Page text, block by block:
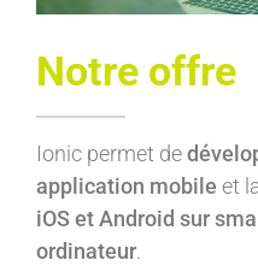
Notre offre
Ionic permet de
application mobile et
iOS et Android sur
ordinateur.